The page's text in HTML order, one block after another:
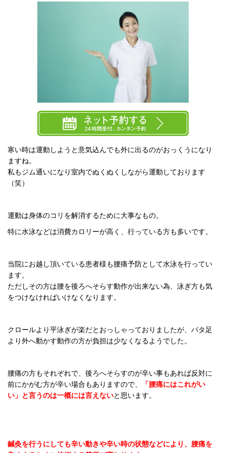
寒い時は運動しようと意気込んでも外に出るのがおっくうになり
ますね。
私もジム通いになり室内でぬくぬくしながら運動しております
（笑）
運動は身体のコリを解消するために大事なもの。
特に水泳などは消費カロリーが高く、行っている方も多いです。
当院にお越し頂いている患者様も腰痛予防として水泳を行ってい
ます。
ただしその方は腰を後ろへそらす動作が出来ない為、泳ぎ方も気
をつけなければいけなくなります。
クロールより平泳ぎが楽だとおっしゃっておりましたが、バタ足
より外へ動かす動作の方が負担は少なくなるようでした。
腰痛の方もそれぞれで、後ろへそらすのが辛い事もあれば反対に
前にかがむ方が辛い場合もありますので、
「腰痛にはこれがい
い」と言うのは一概には言えないと思います。
鍼灸を行うにしても辛い動きや辛い時の状態などにより、腰痛を